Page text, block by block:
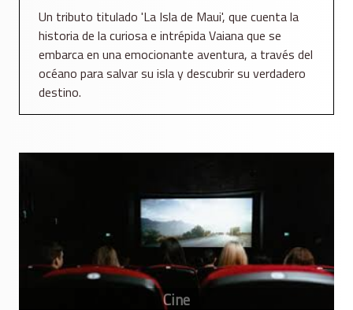
Un tributo titulado 'La Isla de Maui', que cuenta la
historia de la curiosa e intrépida Vaiana que se
embarca en una emocionante aventura, a través del
océano para salvar su isla y descubrir su verdadero
destino.